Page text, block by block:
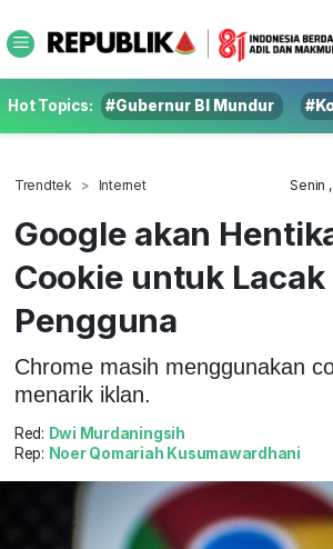
Hot Topics: #Gubernur BI Mundur
Trendtek Internet Senin
Google akan
Cookie untuk Lacak
Pengguna
Chrome masih menggunakan
menarik iklan.
Red: Dwi Murdaningsih
Rep: Noer Qomariah Kusumawardhani